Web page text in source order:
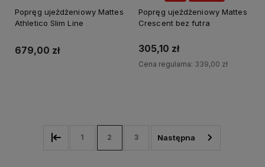
Popręg ujeżdżeniowy Mattes
Athletico Slim Line
679,00 zł
Popręg ujeżdżeniowy Mattes
Crescent bez futra
305,10 zł
Cena regularna: 339,00 zł
1 2 3